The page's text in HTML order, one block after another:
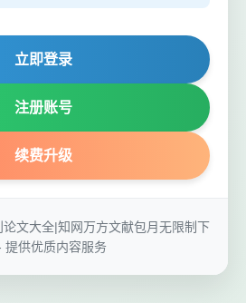
立即登录
注册账号
续费升级
文大全|知网万方文献包月无限制下
提供优质内容服务